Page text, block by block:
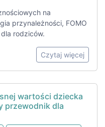
na
przynależności, FOMO
rodziców.
Czytaj więcej
wartości dziecka
przewodnik dla